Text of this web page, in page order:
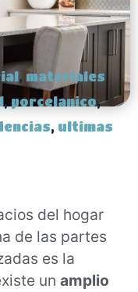
, materiales
, porcelanico,
, ultimas
del hogar
de las partes
es la
un amplio